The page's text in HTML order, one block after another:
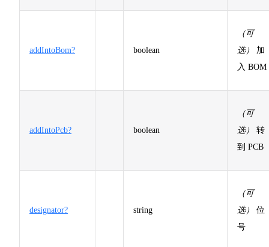
addIntoBom? boolean
（可
选）
加
入 BOM
addIntoPcb? boolean
（可
选）
转
到 PCB
designator? string
（可
选）
位
号